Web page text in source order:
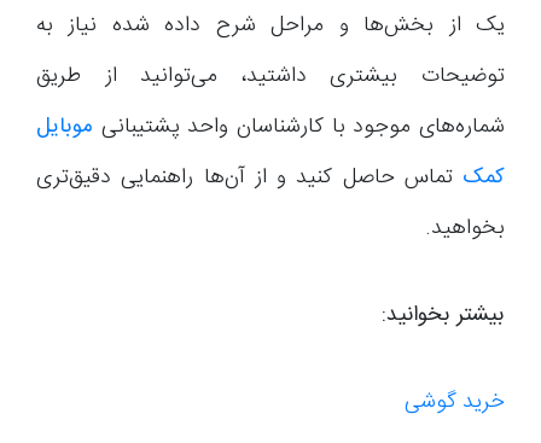
یک از بخش‌ها و مراحل شرح داده شده نیاز به
توضیحات بیشتری داشتید، می‌توانید از طریق
شماره‌های موجود با کارشناسان واحد پشتیبانی موبایل
کمک تماس حاصل کنید و از آن‌ها راهنمایی دقیق‌تری
بخواهید.
بیشتر بخوانید:
خرید گوشی